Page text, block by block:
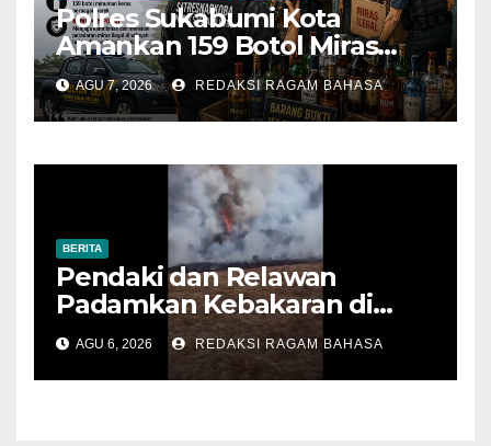
Polres Sukabumi Kota
Amankan 159 Botol Miras
Ilegal dari Tiga Lokasi dalam
Operasi Penyakit Masyarakat
AGU 7, 2026 REDAKSI RAGAM BAHASA
BERITA
Pendaki dan Relawan
Padamkan Kebakaran di
Alun-alun Suryakencana
Sebelum Meluas
AGU 6, 2026 REDAKSI RAGAM BAHASA